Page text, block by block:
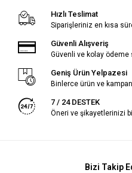
Hızlı Teslimat
Siparişleriniz en kısa
Güvenli Alışveriş
Güvenli ve kolay ödeme
Geniş Ürün Yelpazesi
Binlerce ürün ve
7 / 24 DESTEK
Öneri ve şikayetlerinizi
Bizi Takip